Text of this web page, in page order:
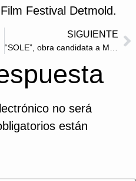
Festival Detmold.
Soria
SIGUIENTE
“SOLE”, obra candidata a Mejor Cortometraje en los Premios de Cine Español Independiente Blogos de Oro 2025
no será
están